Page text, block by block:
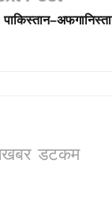
डटकम